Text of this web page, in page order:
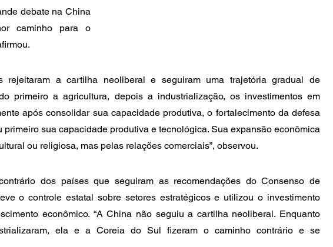
debate na China
caminho para o
rejeitaram a cartilha neoliberal e seguiram uma trajetória gradual de
primeiro a agricultura, depois a industrialização, os investimentos em
após consolidar sua capacidade produtiva, o fortalecimento da defesa
primeiro sua capacidade produtiva e tecnológica. Sua expansão econômica
ou religiosa, mas pelas relações comerciais”, observou.
dos países que seguiram as recomendações do Consenso de
o controle estatal sobre setores estratégicos e utilizou o investimento
econômico. “A China não seguiu a cartilha neoliberal. Enquanto
ela e a Coreia do Sul fizeram o caminho contrário e se